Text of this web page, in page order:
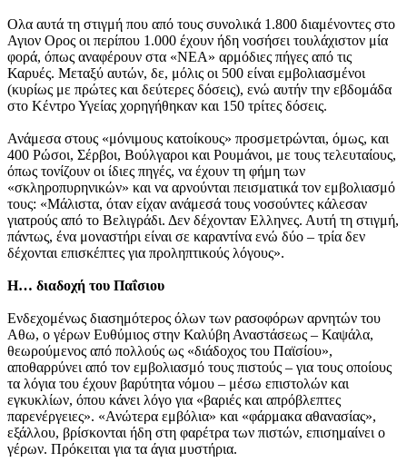
Ολα αυτά τη στιγμή που από τους συνολικά 1.800 διαμένοντες στο
Αγιον Ορος οι περίπου 1.000 έχουν ήδη νοσήσει τουλάχιστον μία
φορά, όπως αναφέρουν στα «ΝΕΑ» αρμόδιες πήγες από τις
Καρυές. Μεταξύ αυτών, δε, μόλις οι 500 είναι εμβολιασμένοι
(κυρίως με πρώτες και δεύτερες δόσεις), ενώ αυτήν την εβδομάδα
στο Κέντρο Υγείας χορηγήθηκαν και 150 τρίτες δόσεις.
Ανάμεσα στους «μόνιμους κατοίκους» προσμετρώνται, όμως, και
400 Ρώσοι, Σέρβοι, Βούλγαροι και Ρουμάνοι, με τους τελευταίους,
όπως τονίζουν οι ίδιες πηγές, να έχουν τη φήμη των
«σκληροπυρηνικών» και να αρνούνται πεισματικά τον εμβολιασμό
τους: «Μάλιστα, όταν είχαν ανάμεσά τους νοσούντες κάλεσαν
γιατρούς από το Βελιγράδι. Δεν δέχονταν Ελληνες. Αυτή τη στιγμή,
πάντως, ένα μοναστήρι είναι σε καραντίνα ενώ δύο – τρία δεν
δέχονται επισκέπτες για προληπτικούς λόγους».
Η… διαδοχή του Παΐσιου
Ενδεχομένως διασημότερος όλων των ρασοφόρων αρνητών του
Αθω, ο γέρων Ευθύμιος στην Καλύβη Αναστάσεως – Καψάλα,
θεωρούμενος από πολλούς ως «διάδοχος του Παϊσίου»,
αποθαρρύνει από τον εμβολιασμό τους πιστούς – για τους οποίους
τα λόγια του έχουν βαρύτητα νόμου – μέσω επιστολών και
εγκυκλίων, όπου κάνει λόγο για «βαριές και απρόβλεπτες
παρενέργειες». «Ανώτερα εμβόλια» και «φάρμακα αθανασίας»,
εξάλλου, βρίσκονται ήδη στη φαρέτρα των πιστών, επισημαίνει ο
γέρων. Πρόκειται για τα άγια μυστήρια.